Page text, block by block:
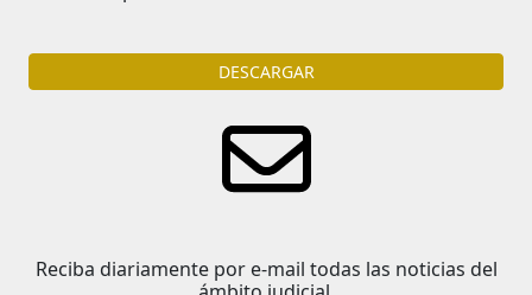
DESCARGAR
Reciba diariamente por e-mail todas las noticias del